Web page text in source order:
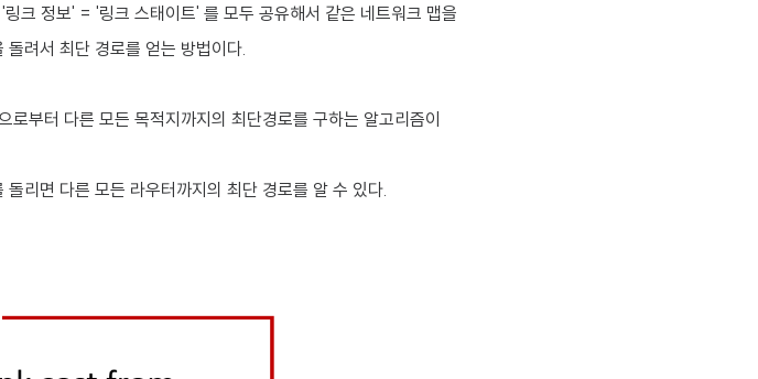
크 정보' = '링크 스태이트' 를 모두 공유해서 같은 네트워크 맵을
려서 최단 경로를 얻는 방법이다.
부터 다른 모든 목적지까지의 최단경로를 구하는 알고리즘이
리면 다른 모든 라우터까지의 최단 경로를 알 수 있다.